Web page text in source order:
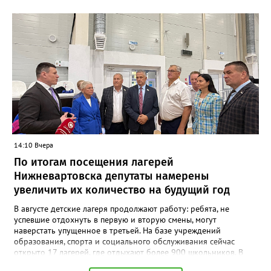
на дне и поймах, но полностью остановить их движение
невозможно. В отличие от Днепра или Волги, где есть цепочка
водохранилищ, выступающих естественными фильтрами, на
сибирских реках такой барьер отсутствует. «Все это будет на
поймах откладываться, трансформироваться, потом опять
поступать. Процесс будет растянутым. Загрязнения могут
выпадать на поймах либо идти в растворённом виде или в
виде наносных отложений до самого Ледовитого океана», —
сообщает эксперт. Окончательный масштаб угрозы зависит от
природы загрязнения и способности водоёмов к
самоочищению. Однако уже сейчас понятно: риск достижения
вод ХМАО остаётся высоким.
14:10 Вчера
По итогам посещения лагерей
Нижневартовска депутаты намерены
увеличить их количество на будущий год
В августе детские лагеря продолжают работу: ребята, не
успевшие отдохнуть в первую и вторую смены, могут
наверстать упущенное в третьей. На базе учреждений
образования, спорта и социального обслуживания сейчас
открыто 17 лагерей, где отдыхают более 900 школьников. В